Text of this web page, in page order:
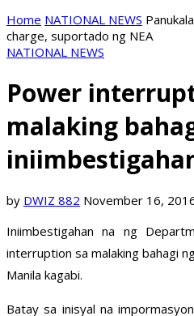
Home NATIONAL NEWS
charge, suportado ng NEA
NATIONAL NEWS
Power
malaking
by DWIZ 882 November 16,
Iniimbestigahan na ng
interruption sa malaking bahagi
Manila kagabi.
Batay sa inisyal na